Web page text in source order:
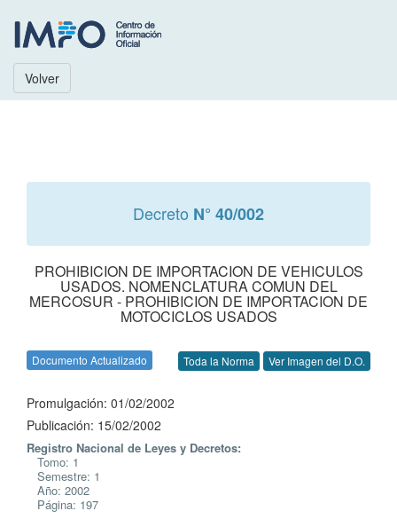
Volver
Decreto N° 40/002
PROHIBICION DE IMPORTACION DE VEHICULOS
USADOS. NOMENCLATURA COMUN DEL
MERCOSUR - PROHIBICION DE IMPORTACION DE
MOTOCICLOS USADOS
Documento Actualizado Toda la Norma Ver Imagen del D.O.
Promulgación: 01/02/2002
Publicación: 15/02/2002
Registro Nacional de Leyes y Decretos:
Tomo: 1
Semestre: 1
Año: 2002
Página: 197